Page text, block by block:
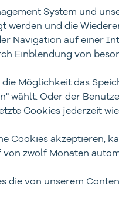
System und
werden und die
Navigation auf einer
Einblendung von
Möglichkeit das
wählt. Oder der
Cookies jederzeit
Cookies akzeptieren,
zwölf Monaten
die von unserem